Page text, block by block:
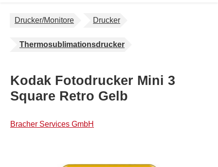
Drucker/Monitore Drucker
Thermosublimationsdrucker
Kodak Fotodrucker Mini 3
Square Retro Gelb
Bracher Services GmbH